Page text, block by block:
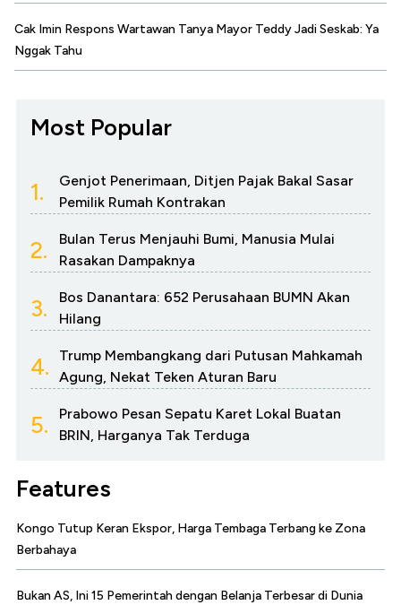
Cak Imin Respons Wartawan Tanya Mayor Teddy Jadi Seskab: Ya
Nggak Tahu
Most Popular
1.
Genjot Penerimaan, Ditjen Pajak Bakal Sasar
Pemilik Rumah Kontrakan
2.
Bulan Terus Menjauhi Bumi, Manusia Mulai
Rasakan Dampaknya
3.
Bos Danantara: 652 Perusahaan BUMN Akan
Hilang
4.
Trump Membangkang dari Putusan Mahkamah
Agung, Nekat Teken Aturan Baru
5.
Prabowo Pesan Sepatu Karet Lokal Buatan
BRIN, Harganya Tak Terduga
Features
Kongo Tutup Keran Ekspor, Harga Tembaga Terbang ke Zona
Berbahaya
Bukan AS, Ini 15 Pemerintah dengan Belanja Terbesar di Dunia